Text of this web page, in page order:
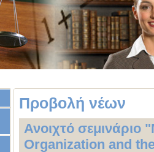
Προβολή νέων
Ανοιχτό
Organization and